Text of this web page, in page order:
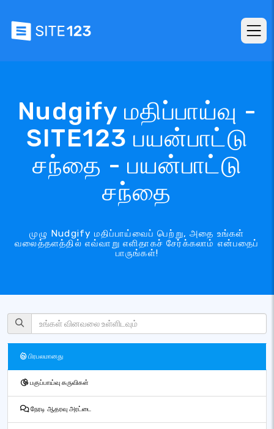
Nudgify மதிப்பாய்வு -
SITE123 பயன்பாட்டு
சந்தை - பயன்பாட்டு
சந்தை
முழு Nudgify மதிப்பாய்வைப் பெற்று, அதை உங்கள்
வலைத்தளத்தில் எவ்வாறு எளிதாகச் சேர்க்கலாம் என்பதைப்
பாருங்கள்!
பிரபலமானது
பகுப்பாய்வு கருவிகள்
நேரடி ஆதரவு அரட்டை